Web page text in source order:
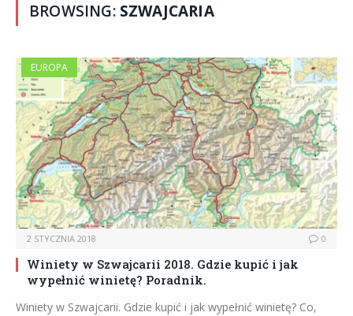
BROWSING: SZWAJCARIA
EUROPA
2 STYCZNIA 2018 0
Winiety w Szwajcarii 2018. Gdzie kupić i jak
wypełnić winietę? Poradnik.
Winiety w Szwajcarii. Gdzie kupić i jak wypełnić winietę? Co,